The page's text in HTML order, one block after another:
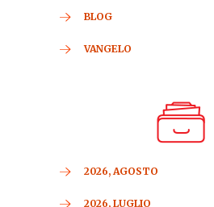
BLOG
VANGELO
2026, AGOSTO
2026, LUGLIO